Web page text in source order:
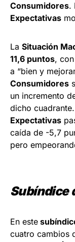
Consumidores.
Expectativas
La Situación
11,6 puntos,
a “bien y
Consumidores
un incremento
dicho
Expectativas
caída de -5,7
pero
Subíndice
En este
cuatro cambios